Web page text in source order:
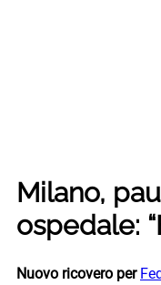
Milano,
ospedale:
Nuovo ricovero per